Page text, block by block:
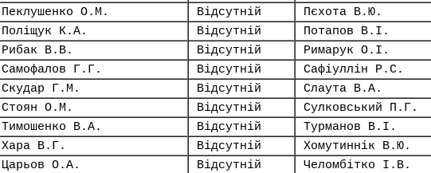
Пеклушенко О.М.
Відсутній Пєхота В.Ю.
Поліщук К.А.
Відсутній Потапов В.І.
Рибак В.В.
Відсутній Римарук О.І.
Самофалов Г.Г.
Відсутній Сафіуллін Р.С.
Скудар Г.М.
Відсутній Слаута В.А.
Стоян О.М.
Відсутній Сулковський П.Г.
Тимошенко В.А.
Відсутній Турманов В.І.
Хара В.Г.
Відсутній Хомутиннік В.Ю.
Царьов О.А.
Відсутній Челомбітко І.В.